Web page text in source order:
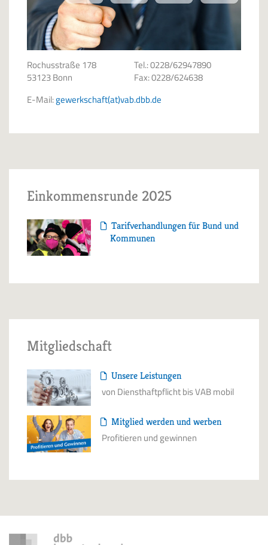
Rochusstraße 178
53123 Bonn
Tel.: 0228/62947890
Fax: 0228/624638
E-Mail:gewerkschaft(at)vab.dbb.de
Einkommensrunde 2025
Tarifverhandlungen für Bund und
Kommunen
Mitgliedschaft
Unsere Leistungen
von Diensthaftpflicht bis VAB mobil
Mitglied werden und werben
Profitieren und gewinnen